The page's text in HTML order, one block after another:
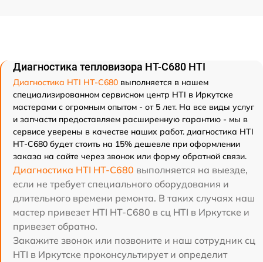
Диагностика тепловизора HT-C680 HTI
Диагностика HTI HT-C680 выполняется в нашем
специализированном сервисном центр HTI в Иркутске
мастерами с огромным опытом - от 5 лет. На все виды услуг
и запчасти предоставляем расширенную гарантию - мы в
сервисе уверены в качестве наших работ. диагностика HTI
HT-C680 будет стоить на 15% дешевле при оформлении
заказа на сайте через звонок или форму обратной связи.
Диагностика HTI HT-C680 выполняется на выезде,
если не требует специального оборудования и
длительного времени ремонта. В таких случаях наш
мастер привезет HTI HT-C680 в сц HTI в Иркутске и
привезет обратно.
Закажите звонок или позвоните и наш сотрудник сц
HTI в Иркутске проконсультирует и определит